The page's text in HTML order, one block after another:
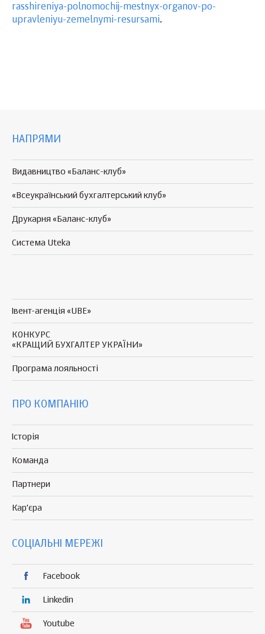
rasshireniya-polnomochij-mestnyx-organov-po-
upravleniyu-zemelnymi-resursami.
НАПРЯМИ
Видавництво «Баланс-клуб»
«Всеукраїнський бухгалтерський клуб»
Друкарня «Баланс-клуб»
Система Uteka
Івент-агенція «UBE»
КОНКУРС
«КРАЩИЙ БУХГАЛТЕР УКРАЇНИ»
Програма лояльності
ПРО КОМПАНІЮ
Історія
Команда
Партнери
Кар'єра
СОЦІАЛЬНІ МЕРЕЖІ
Facebook
Linkedin
Youtube